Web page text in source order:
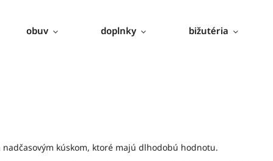
obuv doplnky bižutéria
kúskom, ktoré majú dlhodobú hodnotu.